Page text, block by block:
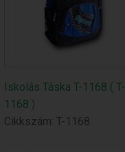
Iskolás Táska T-1168 ( T-
1168 )
Cikkszám: T-1168